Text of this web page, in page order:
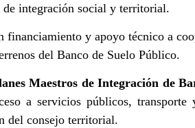
de integración social y territorial.
y apoyo técnico a
del Banco de Suelo Público.
Maestros de Integración de
a servicios públicos,
del consejo territorial.